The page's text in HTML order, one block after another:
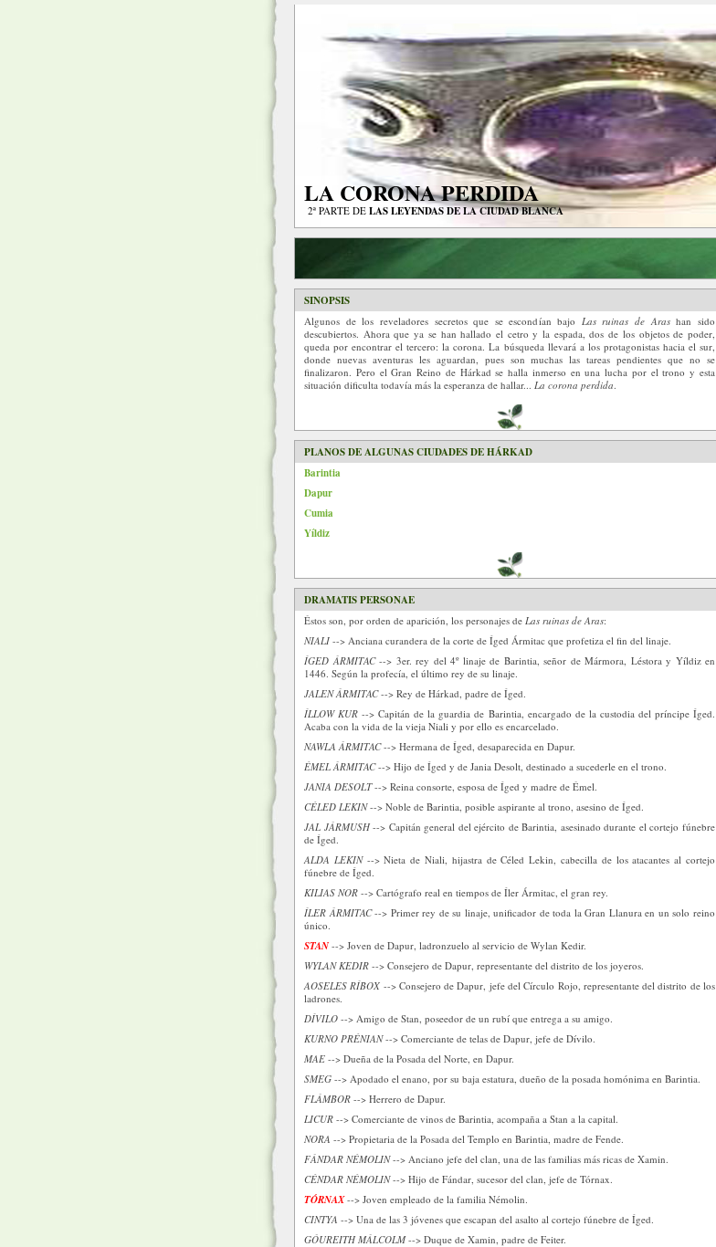
LA CORONA PERDIDA
2ª PARTE DE LAS LEYENDAS DE LA CIUDAD BLANCA
SINOPSIS
Algunos de los reveladores secretos que se escondían bajo Las ruinas de Arashan sido
descubiertos. Ahora que ya se han hallado el cetro y la espada, dos de los objetos de poder,
queda por encontrar el tercero: la corona. La búsqueda llevará a los protagonistas hacia el sur,
donde nuevas aventuras les aguardan, pues son muchas las tareas pendientes que no se
finalizaron. Pero el Gran Reino de Hárkad se halla inmerso en una lucha por el trono y esta
situación dificulta todavía más la esperanza de hallar... La corona perdida.
PLANOS DE ALGUNAS CIUDADES DE HÁRKAD
Barintia
Dapur
Cumia
Yíldiz
DRAMATIS PERSONAE
Éstos son, por orden de aparición, los personajes de Las ruinas de Aras:
NIALI --> Anciana curandera de la corte de Íged Ármitac que profetiza el fin del linaje.
ÍGED ÁRMITAC--> 3er. rey del 4º linaje de Barintia, señor de Mármora, Léstora y Yíldiz en
1446. Según la profecía, el último rey de su linaje.
JALEN ÁRMITAC--> Rey de Hárkad, padre de Íged.
ÍLLOW KUR --> Capitán de la guardia de Barintia, encargado de la custodia del príncipe Íged.
Acaba con la vida de la vieja Niali y por ello es encarcelado.
NAWLA ÁRMITAC--> Hermana de Íged, desaparecida en Dapur.
ÉMEL ÁRMITAC--> Hijo de Íged y de Jania Desolt, destinado a sucederle en el trono.
JANIA DESOLT--> Reina consorte, esposa de Íged y madre de Émel.
CÉLED LEKIN--> Noble de Barintia, posible aspirante al trono, asesino de Íged.
JAL JÁRMUSH--> Capitán general del ejército de Barintia, asesinado durante el cortejo fúnebre
de Íged.
ALDA LEKIN--> Nieta de Niali, hijastra de Céled Lekin, cabecilla de los atacantes al cortejo
fúnebre de Íged.
KILIAS NOR --> Cartógrafo real en tiempos de Íler Ármitac, el gran rey.
ÍLER ÁRMITAC--> Primer rey de su linaje, unificador de toda la Gran Llanura en un solo reino
único.
STAN --> Joven de Dapur, ladronzuelo al servicio de Wylan Kedir.
WYLAN KEDIR --> Consejero de Dapur, representante del distrito de los joyeros.
AOSELES RÍBOX --> Consejero de Dapur, jefe del Círculo Rojo, representante del distrito de los
ladrones.
DÍVILO --> Amigo de Stan, poseedor de un rubí que entrega a su amigo.
KURNO PRÉNIAN--> Comerciante de telas de Dapur, jefe de Dívilo.
MAE --> Dueña de la Posada del Norte, en Dapur.
SMEG --> Apodado el enano, por su baja estatura, dueño de la posada homónima en Barintia.
FLÁMBOR --> Herrero de Dapur.
LICUR --> Comerciante de vinos de Barintia, acompaña a Stan a la capital.
NORA --> Propietaria de la Posada del Templo en Barintia, madre de Fende.
FÁNDAR NÉMOLIN--> Anciano jefe del clan, una de las familias más ricas de Xamin.
CÉNDAR NÉMOLIN--> Hijo de Fándar, sucesor del clan, jefe de Tórnax.
TÓRNAX--> Joven empleado de la familia Némolin.
CINTYA --> Una de las 3 jóvenes que escapan del asalto al cortejo fúnebre de Íged.
GÓUREITH MÁLCOLM--> Duque de Xamin, padre de Feiter.